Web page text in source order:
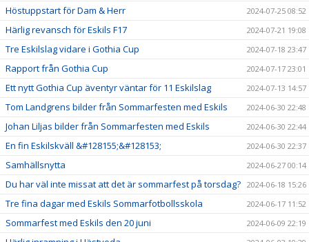
Höstuppstart för Dam & Herr 2024-07-25 08:52
Härlig revansch för Eskils F17 2024-07-21 19:08
Tre Eskilslag vidare i Gothia Cup 2024-07-18 23:47
Rapport från Gothia Cup 2024-07-17 23:01
Ett nytt Gothia Cup äventyr väntar för 11 Eskilslag 2024-07-13 14:57
Tom Landgrens bilder från Sommarfesten med Eskils 2024-06-30 22:48
Johan Liljas bilder från Sommarfesten med Eskils 2024-06-30 22:44
En fin Eskilskväll &#128155;&#128153; 2024-06-30 22:37
Samhällsnytta 2024-06-27 00:14
Du har väl inte missat att det är sommarfest på torsdag? 2024-06-18 15:26
Tre fina dagar med Eskils Sommarfotbollsskola 2024-06-17 11:52
Sommarfest med Eskils den 20 juni 2024-06-09 22:19